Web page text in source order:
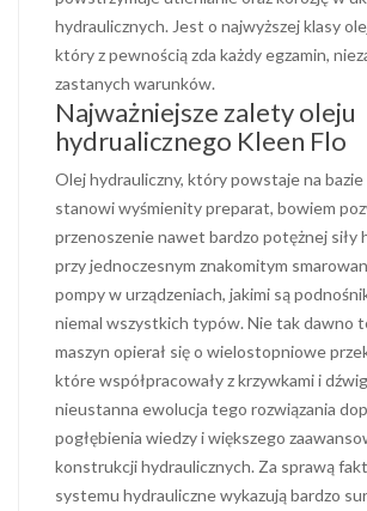
hydraulicznych. Jest o najwyższej klasy
który z pewnością zda każdy egzamin,
zastanych warunków.
Najważniejsze zalety oleju
hydrualicznego Kleen Flo
Olej hydrauliczny, który powstaje na
stanowi wyśmienity preparat, bowiem
przenoszenie nawet bardzo potężnej siły
przy jednoczesnym znakomitym
pompy w urządzeniach, jakimi są
niemal wszystkich typów. Nie tak dawno
maszyn opierał się o wielostopniowe
które współpracowały z krzywkami i
nieustanna ewolucja tego rozwiązania
pogłębienia wiedzy i większego
konstrukcji hydraulicznych. Za sprawą
systemu hydrauliczne wykazują bardzo